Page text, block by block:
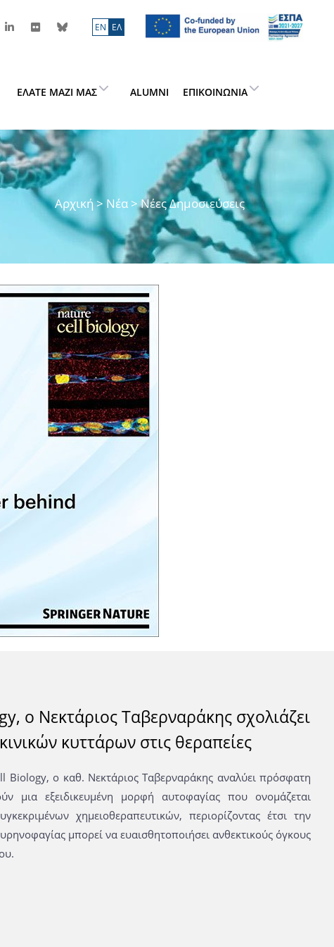
ΕN ΕΛ
ΕΛΆΤΕ ΜΑΖΊ ΜΑΣ ALUMNI ΕΠΙΚΟΙΝΩΝΊΑ
Αρχική> Νέα > Νέες Δημοσιεύσεις
ο Νεκτάριος Ταβερναράκης σχολιάζει
κυττάρων στις θεραπείες
Biology, ο καθ. Νεκτάριος Ταβερναράκης αναλύει πρόσφατη
μια εξειδικευμένη μορφή αυτοφαγίας που ονομάζεται
χημειοθεραπευτικών, περιορίζοντας έτσι την
μπορεί να ευαισθητοποιήσει ανθεκτικούς όγκους